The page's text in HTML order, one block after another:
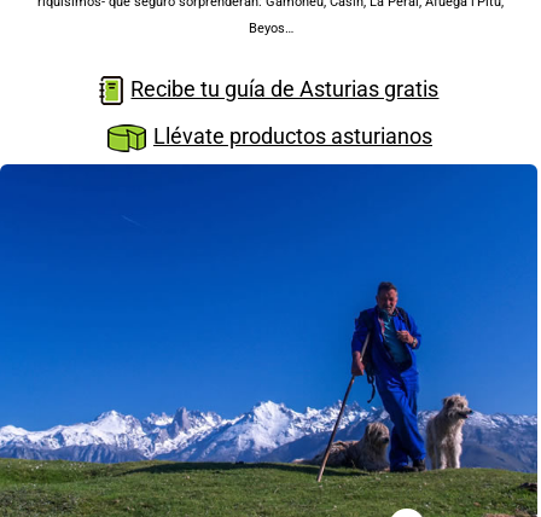
TURISMO ACTIVO
AGENDA
OFERTAS
Beyos…
Recibe tu guía de Asturias gratis
Llévate productos asturianos